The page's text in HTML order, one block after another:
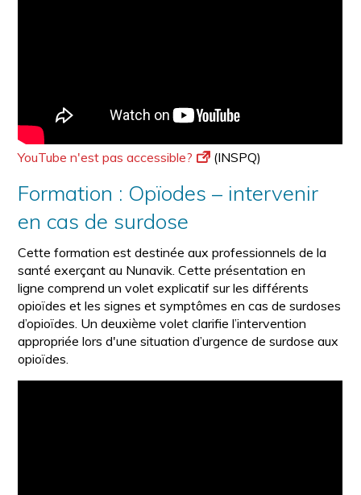
YouTube n'est pas accessible? (INSPQ)
Formation : Opïodes – intervenir
en cas de surdose
Cette formation est destinée aux professionnels de la
santé exerçant au Nunavik. Cette présentation en
ligne comprend un volet explicatif sur les différents
opioïdes et les signes et symptômes en cas de surdoses
d’opioïdes. Un deuxième volet clarifie l’intervention
appropriée lors d'une situation d’urgence de surdose aux
opioïdes.